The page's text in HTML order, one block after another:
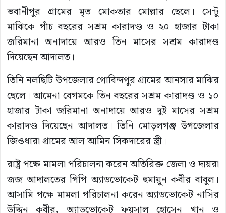
ভবানীপুর গ্রামের মৃত মোকতার মোল্লার ছেলে। সেন্টু
মাঝিকে পাঁচ বছরের সশ্রম কারাদণ্ড ও ২০ হাজার টাকা
জরিমানা অনাদায়ে আরও তিন মাসের সশ্রম কারাদণ্ড
দিয়েছেন আদালত।
তিনি নলছিটি উপজেলার গোবিন্দপুর গ্রামের আনসার মাঝির
ছেলে। আমেনা বেগমকে তিন বছরের সশ্রম কারাদণ্ড ও ১০
হাজার টাকা জরিমানা অনাদায়ে আরও দুই মাসের সশ্রম
কারাদণ্ড দিয়েছেন আদালত। তিনি মোড়লগঞ্জ উপজেলার
জিওধারা গ্রামের আল আমিন সিকদারের স্ত্রী।
রাষ্ট্র পক্ষে মামলা পরিচালনা করেন অতিরিক্ত জেলা ও দায়রা
জজ আদালতের পিপি অ্যাডভোকেট হুমায়ুন কবীর বাবুল।
আসামি পক্ষে মামলা পরিচালনা করেন অ্যাডভোকেট নাসির